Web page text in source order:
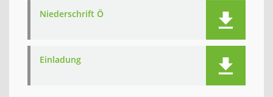
Niederschrift Ö
Einladung